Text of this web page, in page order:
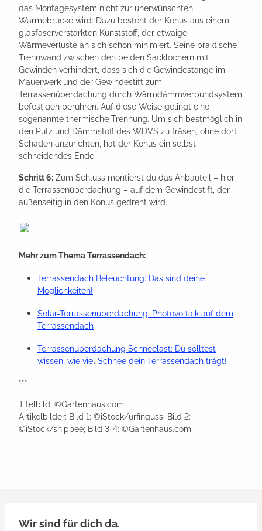
das Montagesystem nicht zur unerwünschten
Wärmebrücke wird: Dazu besteht der Konus aus einem
glasfaserverstärkten Kunststoff, der etwaige
Wärmeverluste an sich schon minimiert. Seine praktische
Trennwand zwischen den beiden Sacklöchern mit
Gewinden verhindert, dass sich die Gewindestange im
Mauerwerk und der Gewindestift zum
Terrassenüberdachung durch Wärmdämmverbundsystem
befestigen berühren. Auf diese Weise gelingt eine
sogenannte thermische Trennung. Um sich bestmöglich in
den Putz und Dämmstoff des WDVS zu fräsen, ohne dort
Schaden anzurichten, hat der Konus ein selbst
schneidendes Ende.
Schritt 6: Zum Schluss montierst du das Anbauteil – hier
die Terrassenüberdachung – auf dem Gewindestift, der
außenseitig in den Konus gedreht wird.
Mehr zum Thema Terrassendach:
Terrassendach Beleuchtung: Das sind deine
Möglichkeiten!
Solar-Terrassenüberdachung: Photovoltaik auf dem
Terrassendach
Terrassenüberdachung Schneelast: Du solltest
wissen, wie viel Schnee dein Terrassendach trägt!
***
Titelbild: ©Gartenhaus.com
Artikelbilder: Bild 1: ©iStock/urfinguss; Bild 2:
©iStock/shippee; Bild 3-4: ©Gartenhaus.com
Wir sind für dich da.